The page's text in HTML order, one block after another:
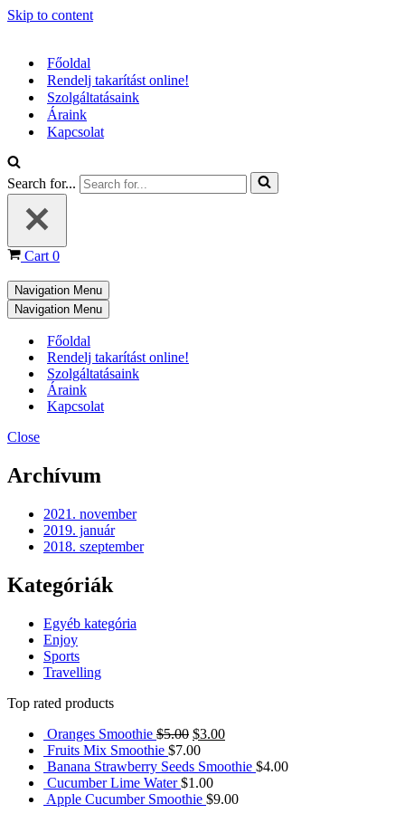
Skip to content
Főoldal
Rendelj takarítást online!
Szolgáltatásaink
Áraink
Kapcsolat
Search for...
Cart 0
Navigation Menu
Navigation Menu
Főoldal
Rendelj takarítást online!
Szolgáltatásaink
Áraink
Kapcsolat
Close
Archívum
2021. november
2019. január
2018. szeptember
Kategóriák
Egyéb kategória
Enjoy
Sports
Travelling
Top rated products
Oranges Smoothie $5.00 $3.00
Fruits Mix Smoothie $7.00
Banana Strawberry Seeds Smoothie $4.00
Cucumber Lime Water $1.00
Apple Cucumber Smoothie $9.00